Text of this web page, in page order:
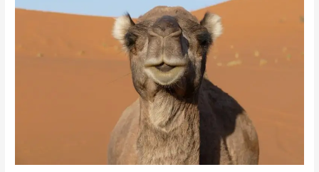
Wüstenwanderung